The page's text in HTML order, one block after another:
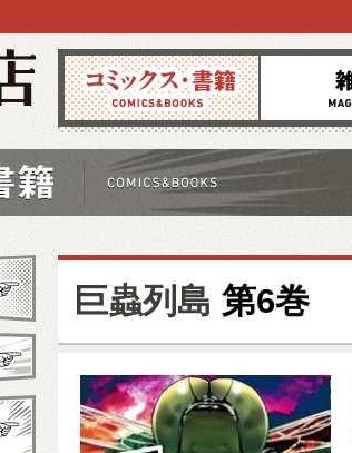
コミックス 雑誌
巨蟲列島 第6巻